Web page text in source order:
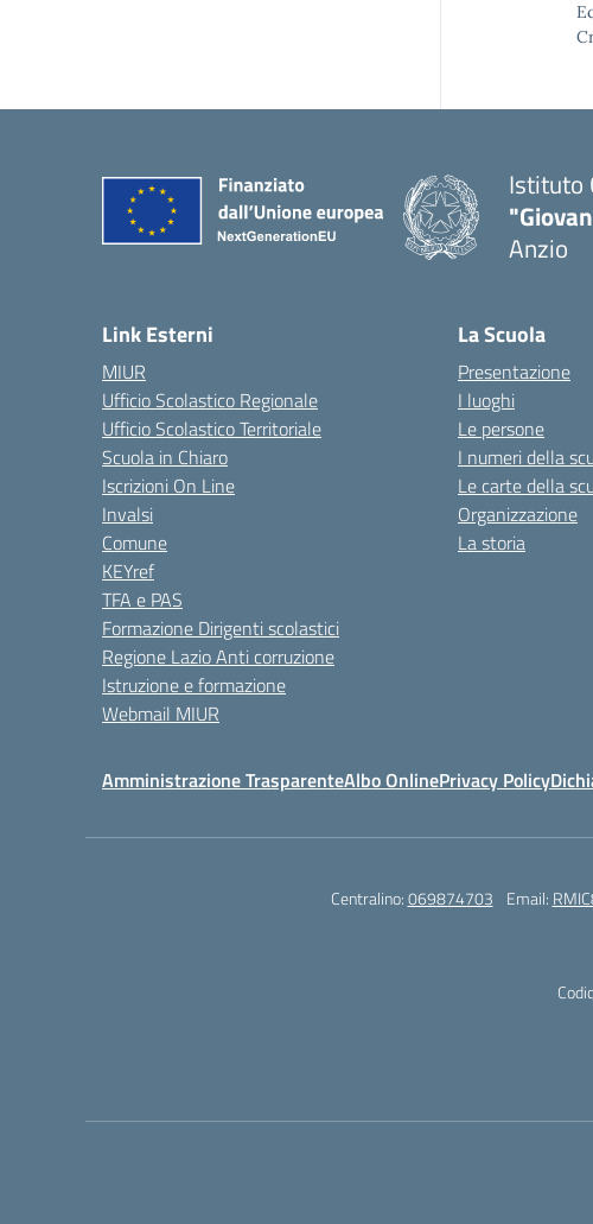
Istituto
Anzio
Link Esterni
MIUR
Ufficio Scolastico Regionale
Ufficio Scolastico Territoriale
Scuola in Chiaro
Iscrizioni On Line
Invalsi
Comune
KEYref
TFA e PAS
Formazione Dirigenti scolastici
Regione Lazio Anti corruzione
Istruzione e formazione
Webmail MIUR
La Scuola
Presentazione
I luoghi
Le persone
I numeri della
Le carte della
Organizzazione
La storia
Amministrazione TrasparenteAlbo OnlinePrivacy Policy
Centralino:069874703 Email: